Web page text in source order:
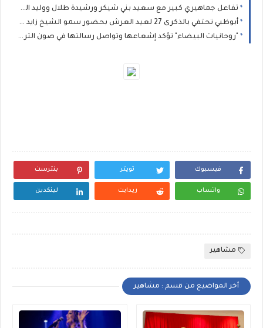
تفاعل جماهيري كبير مع سعيد بني شيكر ورشيدة طلال ووليد الرحماني في المهرجان المتوسطي للناظور
أبوظبي تحتفي بالذكرى 27 لعيد العرش بحضور سمو الشيخ زايد بن محمد بن زايد وسمو الشيخ نهيان بن مبارك
"روحانيات البيضاء" تؤكد إشعاعها وتواصل رسالتها في صون التراث الموسيقي المغربي
فيسبوك تويتر بنترست
واتساب ريدايت لينكدين
مشاهير
أخر المواضيع من قسم : مشاهير